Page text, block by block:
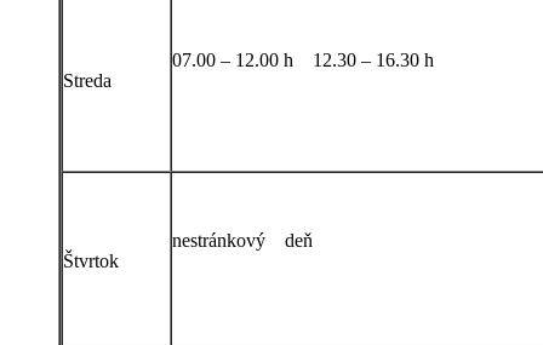
Streda
07.00 – 12.00 h 12.30 – 16.30 h
Štvrtok
nestránkový deň